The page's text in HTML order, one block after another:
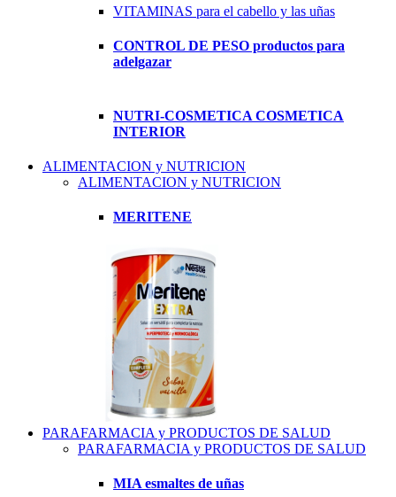
VITAMINAS para el cabello y las uñas
CONTROL DE PESO productos para
adelgazar
NUTRI-COSMETICA COSMETICA
INTERIOR
ALIMENTACION y NUTRICION
ALIMENTACION y NUTRICION
MERITENE
PARAFARMACIA y PRODUCTOS DE SALUD
PARAFARMACIA y PRODUCTOS DE SALUD
MIA esmaltes de uñas